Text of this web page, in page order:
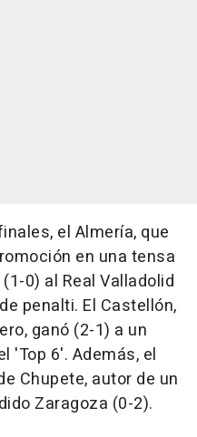
el Almería, que
en una tensa
0) al Real Valladolid
penalti. El Castellón,
ganó (2-1) a un
'Top 6'. Además, el
Chupete, autor de un
Zaragoza (0-2).